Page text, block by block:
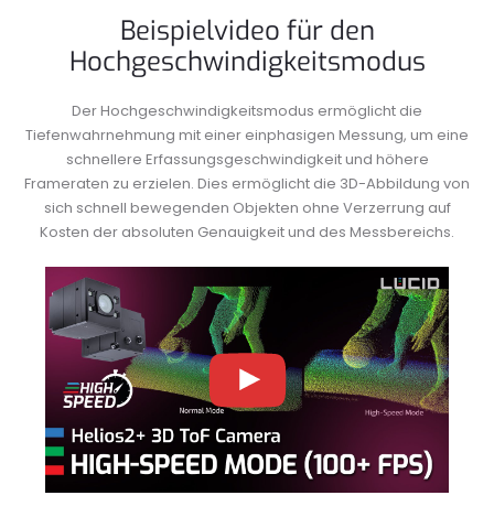
Beispielvideo für den
Hochgeschwindigkeitsmodus
Der Hochgeschwindigkeitsmodus ermöglicht die
Tiefenwahrnehmung mit einer einphasigen Messung, um eine
schnellere Erfassungsgeschwindigkeit und höhere
Frameraten zu erzielen. Dies ermöglicht die 3D-Abbildung von
sich schnell bewegenden Objekten ohne Verzerrung auf
Kosten der absoluten Genauigkeit und des Messbereichs.